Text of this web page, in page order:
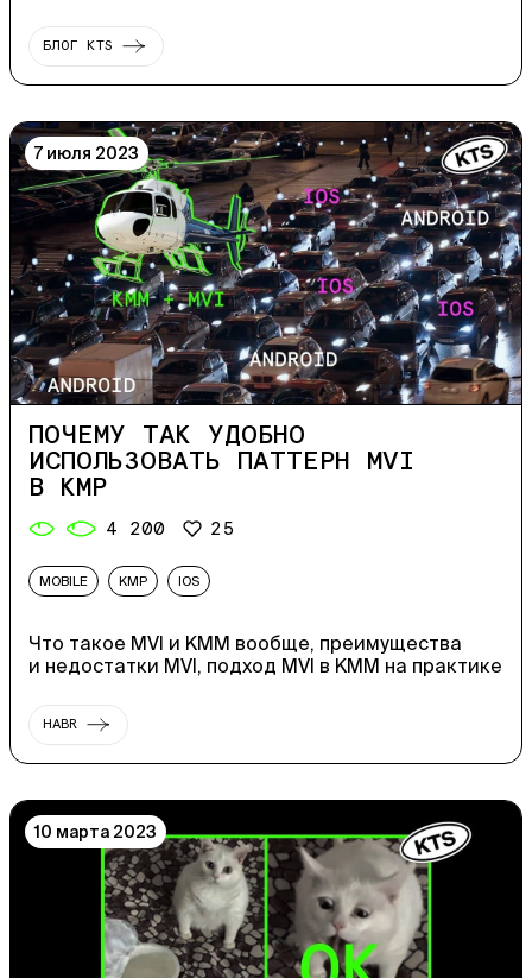
БЛОГ KTS
7 июля 2023
ПОЧЕМУ ТАК УДОБНО
ИСПОЛЬЗОВАТЬ ПАТТЕРН MVI
В KMP
4 200 25
MOBILE KMP IOS
Что такое MVI и KMM вообще, преимущества
и недостатки MVI, подход MVI в KMM на практике
HABR
10 марта 2023